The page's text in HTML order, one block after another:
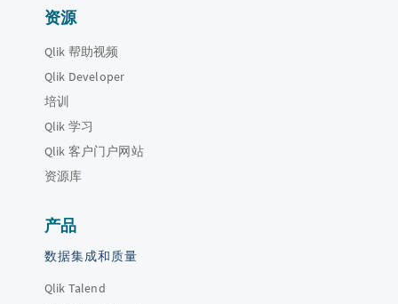
资源
Qlik 帮助视频
Qlik Developer
培训
Qlik 学习
Qlik 客户门户网站
资源库
产品
数据集成和质量
Qlik Talend